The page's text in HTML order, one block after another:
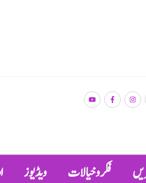
فکر و خیالات ویڈیوز